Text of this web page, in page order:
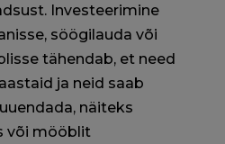
Investeerimine
söögilauda või
tähendab, et need
ja neid saab
näiteks
või mööblit